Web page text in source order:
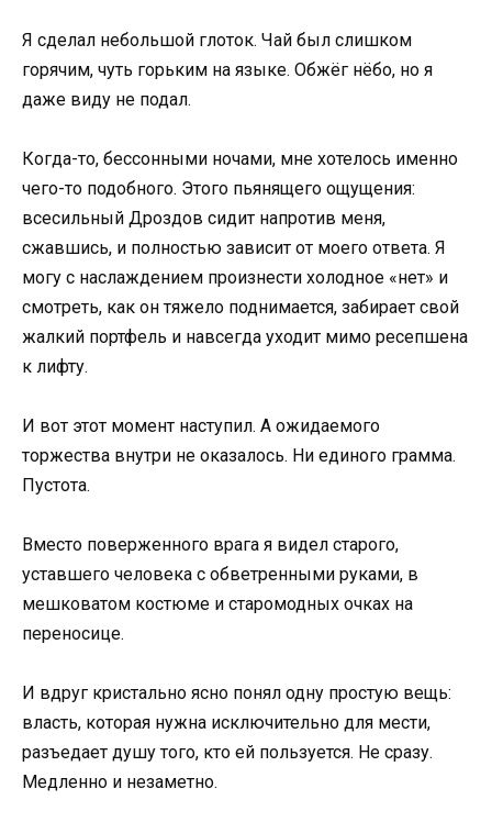
Я сделал небольшой глоток. Чай был слишком
горячим, чуть горьким на языке. Обжёг нёбо, но я
даже виду не подал.
Когда-то, бессонными ночами, мне хотелось именно
чего-то подобного. Этого пьянящего ощущения:
всесильный Дроздов сидит напротив меня,
сжавшись, и полностью зависит от моего ответа. Я
могу с наслаждением произнести холодное «нет» и
смотреть, как он тяжело поднимается, забирает свой
жалкий портфель и навсегда уходит мимо ресепшена
к лифту.
И вот этот момент наступил. А ожидаемого
торжества внутри не оказалось. Ни единого грамма.
Пустота.
Вместо поверженного врага я видел старого,
уставшего человека с обветренными руками, в
мешковатом костюме и старомодных очках на
переносице.
И вдруг кристально ясно понял одну простую вещь:
власть, которая нужна исключительно для мести,
разъедает душу того, кто ей пользуется. Не сразу.
Медленно и незаметно.